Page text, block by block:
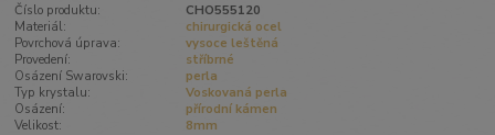
Číslo produktu:
CHO555120
Materiál:
chirurgická ocel
Povrchová úprava:
vysoce leštěná
Provedení:
stříbrné
Osázení Swarovski:
perla
Typ krystalu:
Voskovaná perla
Osázení:
přírodní kámen
Velikost:
8mm